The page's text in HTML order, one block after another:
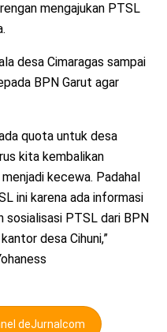
mengajukan PTSL
desa Cimaragas sampai
BPN Garut agar
quota untuk desa
kita kembalikan
kecewa. Padahal
ini karena ada informasi
sosialisasi PTSL dari BPN
desa Cihuni,”
deJurnalcom